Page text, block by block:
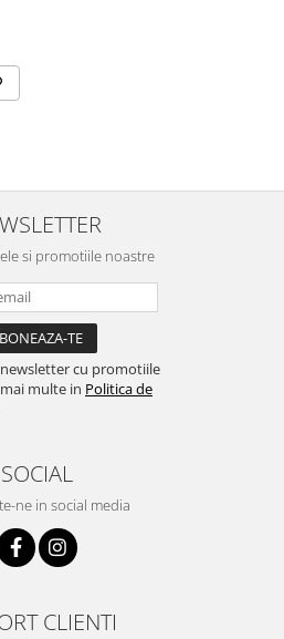
si promotiile noastre
cu promotiile
multe in Politica de
SOCIAL
ne in social media
CLIENTI